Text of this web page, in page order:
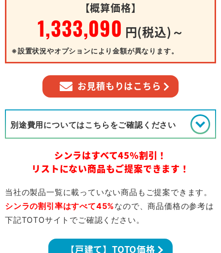
【概算価格】
1,333,090 円(税込)～
※設置状況やオプションにより金額が異なります。
お見積もりはこちら
別途費用についてはこちらをご確認ください
シンラはすべて45%割引！
リストにない商品もご提案できます！
当社の製品一覧に載っていない商品もご提案できます。
シンラの割引率はすべて45%なので、商品価格の参考は
下記TOTOサイトでご確認ください。
【戸建て】TOTO価格